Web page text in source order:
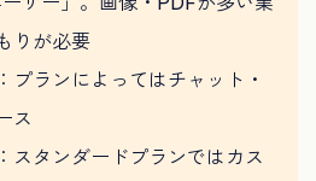
りが必要
：プランによってはチャット・
ス
：スタンダードプランではカス